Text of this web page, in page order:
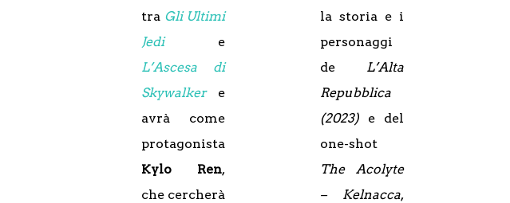
la storia e i
personaggi
de L’Alta
Repubblica
(2023) e del
one-shot
The Acolyte
– Kelnacca,
tra Gli Ultimi
Jedie
L’Ascesa di
Skywalkere
avrà come
protagonista
Kylo Ren,
che cercherà